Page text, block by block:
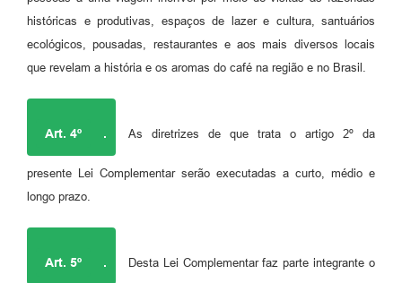
históricas e produtivas, espaços de lazer e cultura, santuários
ecológicos, pousadas, restaurantes e aos mais diversos locais
que revelam a história e os aromas do café na região e no Brasil.
Art. 4º . As diretrizes de que trata o artigo 2º da
presente Lei Complementar serão executadas a curto, médio e
longo prazo.
Art. 5º . Desta Lei Complementar faz parte integrante o